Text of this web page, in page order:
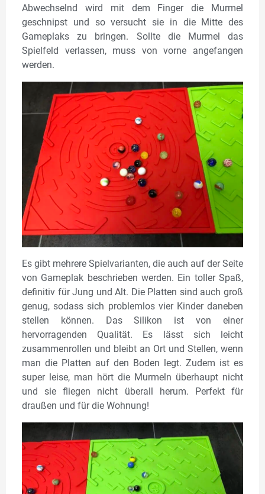
Abwechselnd wird mit dem Finger die Murmel
geschnipst und so versucht sie in die Mitte des
Gameplaks zu bringen. Sollte die Murmel das
Spielfeld verlassen, muss von vorne angefangen
werden.
Es gibt mehrere Spielvarianten, die auch auf der Seite
von Gameplak beschrieben werden. Ein toller Spaß,
definitiv für Jung und Alt. Die Platten sind auch groß
genug, sodass sich problemlos vier Kinder daneben
stellen können. Das Silikon ist von einer
hervorragenden Qualität. Es lässt sich leicht
zusammenrollen und bleibt an Ort und Stellen, wenn
man die Platten auf den Boden legt. Zudem ist es
super leise, man hört die Murmeln überhaupt nicht
und sie fliegen nicht überall herum. Perfekt für
draußen und für die Wohnung!